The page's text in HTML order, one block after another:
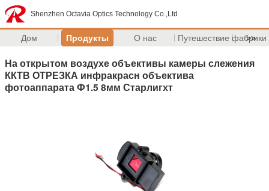
Shenzhen Octavia Optics Technology Co.,Ltd
Дом Продукты О нас Путешествие фабрики
>>
На открытом воздухе объективы камеры слежения
ККТВ ОТРЕЗКА инфракрасн объектива
фотоаппарата Ф1.5 8мм Старлигхт